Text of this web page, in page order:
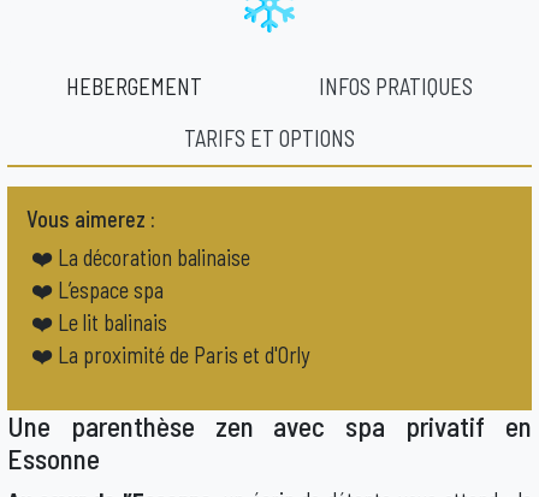
HEBERGEMENT
INFOS PRATIQUES
TARIFS ET OPTIONS
Vous aimerez :
❤️ La décoration balinaise
❤️ L’espace spa
❤️ Le lit balinais
❤️ La proximité de Paris et d'Orly
Une parenthèse zen avec spa privatif en
Essonne